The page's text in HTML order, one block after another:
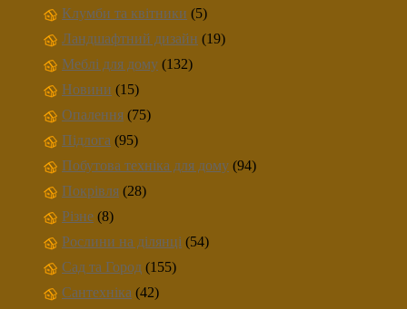
Клумби та квітники (5)
Ландшафтний дизайн (19)
Меблі для дому (132)
Новини (15)
Опалення (75)
Підлога (95)
Побутова техніка для дому (94)
Покрівля (28)
Різне (8)
Рослини на ділянці (54)
Сад та Город (155)
Сантехніка (42)